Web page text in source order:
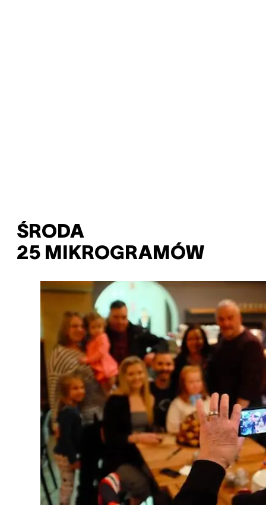
ŚRODA
25 MIKROGRAMÓW